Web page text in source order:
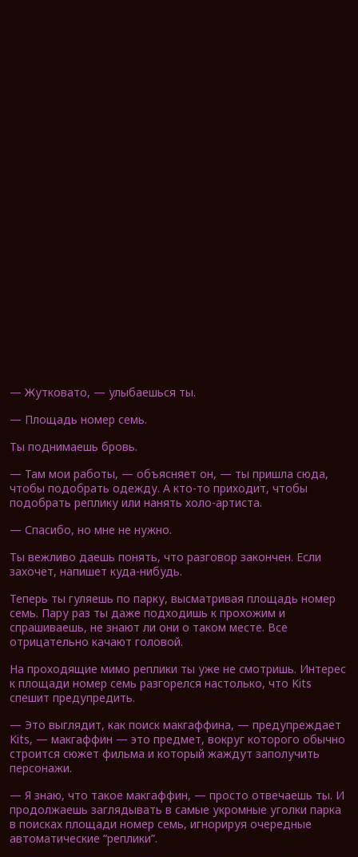
— Жутковато, — улыбаешься ты.
— Площадь номер семь.
Ты поднимаешь бровь.
— Там мои работы, — объясняет он, — ты пришла сюда,
чтобы подобрать одежду. А кто-то приходит, чтобы
подобрать реплику или нанять холо-артиста.
— Спасибо, но мне не нужно.
Ты вежливо даешь понять, что разговор закончен. Если
захочет, напишет куда-нибудь.
Теперь ты гуляешь по парку, высматривая площадь номер
семь. Пару раз ты даже подходишь к прохожим и
спрашиваешь, не знают ли они о таком месте. Все
отрицательно качают головой.
На проходящие мимо реплики ты уже не смотришь. Интерес
к площади номер семь разгорелся настолько, что Kits
спешит предупредить.
— Это выглядит, как поиск макгаффина, — предупреждает
Kits, — макгаффин — это предмет, вокруг которого обычно
строится сюжет фильма и который жаждут заполучить
персонажи.
— Я знаю, что такое макгаффин, — просто отвечаешь ты. И
продолжаешь заглядывать в самые укромные уголки парка
в поисках площади номер семь, игнорируя очередные
автоматические “реплики”.